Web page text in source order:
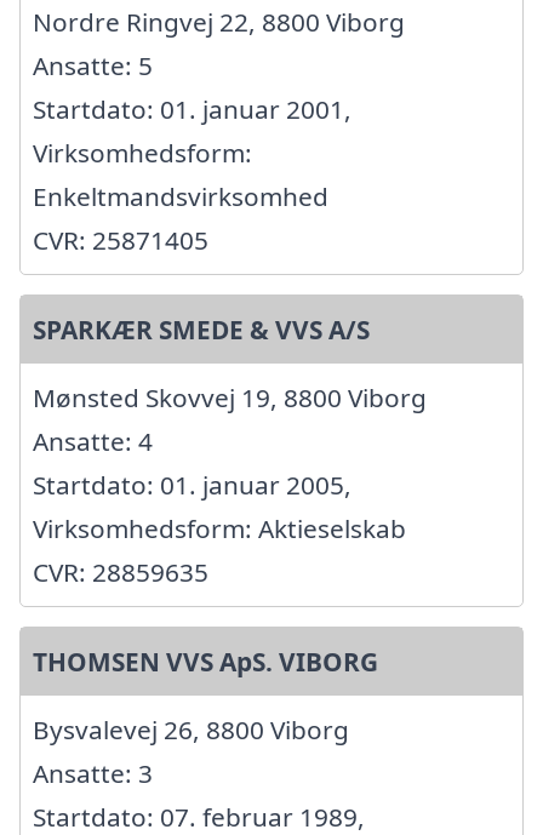
Nordre Ringvej 22, 8800 Viborg
Ansatte: 5
Startdato: 01. januar 2001,
Virksomhedsform:
Enkeltmandsvirksomhed
CVR: 25871405
SPARKÆR SMEDE & VVS A/S
Mønsted Skovvej 19, 8800 Viborg
Ansatte: 4
Startdato: 01. januar 2005,
Virksomhedsform: Aktieselskab
CVR: 28859635
THOMSEN VVS ApS. VIBORG
Bysvalevej 26, 8800 Viborg
Ansatte: 3
Startdato: 07. februar 1989,